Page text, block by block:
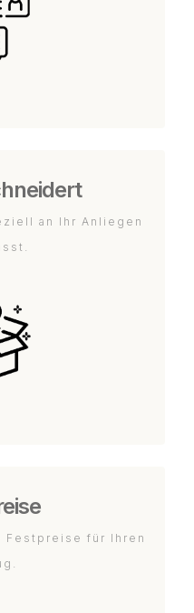
an Ihr Anliegen
Festpreise für Ihren